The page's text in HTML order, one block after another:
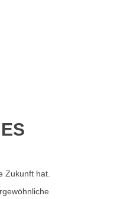
Zukunft hat.